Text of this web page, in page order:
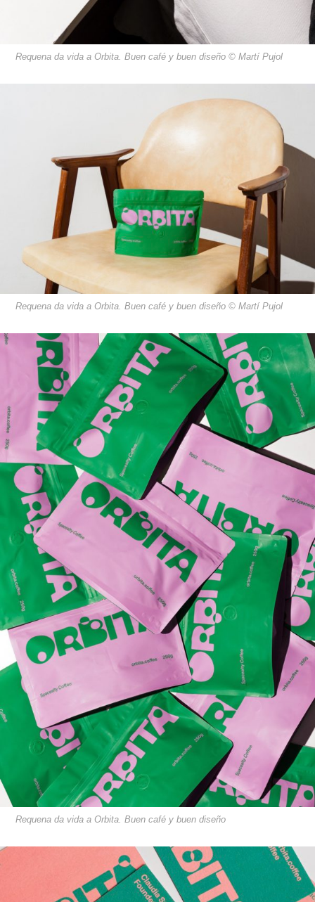
Requena da vida a Orbita. Buen café y buen diseño © Martí Pujol
Requena da vida a Orbita. Buen café y buen diseño © Martí Pujol
Requena da vida a Orbita. Buen café y buen diseño